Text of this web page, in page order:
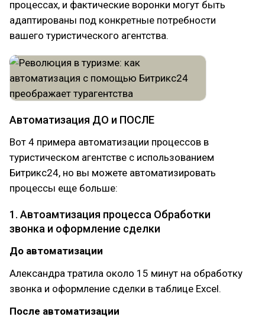
процессах, и фактические воронки могут быть
адаптированы под конкретные потребности
вашего туристического агентства.
Автоматизация ДО и ПОСЛЕ
Вот 4 примера автоматизации процессов в
туристическом агентстве с использованием
Битрикс24, но вы можете автоматизировать
процессы еще больше:
1. Автоамтизация процесса Обработки
звонка и оформление сделки
До автоматизации
Александра тратила около 15 минут на обработку
звонка и оформление сделки в таблице Excel.
После автоматизации